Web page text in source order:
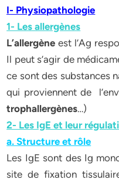
I- Physiopathologie
1- Les allergènes
L’allergène est l’Ag
Il peut s’agir de
ce sont des substances
qui proviennent de
trophallergènes…)
2- Les IgE et leur
a. Structure et rôle
Les IgE sont des Ig
site de fixation